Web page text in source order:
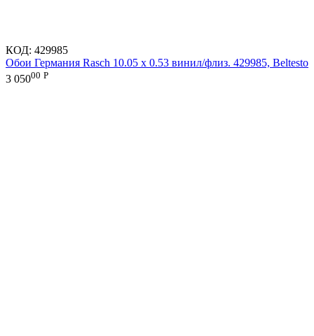
КОД: 429985
Обои Германия Rasch 10.05 х 0.53 винил/флиз. 429985, Beltesto
3 05000 Р